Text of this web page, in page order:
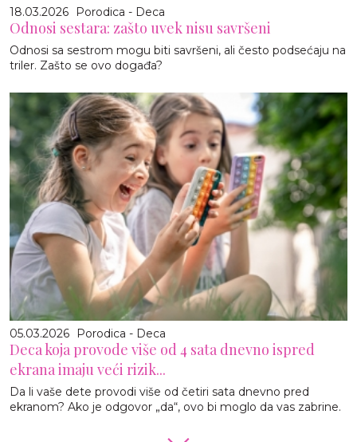
18.03.2026 Porodica - Deca
Odnosi sestara: zašto uvek nisu savršeni
Odnosi sa sestrom mogu biti savršeni, ali često podsećaju na
triler. Zašto se ovo događa?
05.03.2026 Porodica - Deca
Deca koja provode više od 4 sata dnevno ispred
ekrana imaju veći rizik...
Da li vaše dete provodi više od četiri sata dnevno pred
ekranom? Ako je odgovor „da“, ovo bi moglo da vas zabrine.